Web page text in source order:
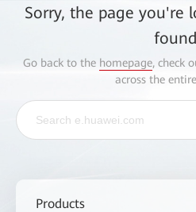
Sorry, the page you're
Go back to the homepage, check
across the
Products